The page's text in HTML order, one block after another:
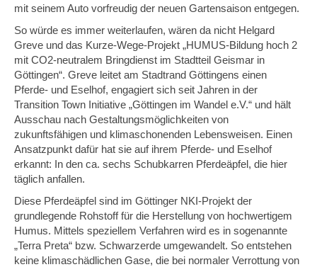
mit seinem Auto vorfreudig der neuen Gartensaison entgegen.
So würde es immer weiterlaufen, wären da nicht Helgard
Greve und das Kurze-Wege-Projekt „HUMUS-Bildung hoch 2
mit CO2-neutralem Bringdienst im Stadtteil Geismar in
Göttingen“. Greve leitet am Stadtrand Göttingens einen
Pferde- und Eselhof, engagiert sich seit Jahren in der
Transition Town Initiative „Göttingen im Wandel e.V.“ und hält
Ausschau nach Gestaltungsmöglichkeiten von
zukunftsfähigen und klimaschonenden Lebensweisen. Einen
Ansatzpunkt dafür hat sie auf ihrem Pferde- und Eselhof
erkannt: In den ca. sechs Schubkarren Pferdeäpfel, die hier
täglich anfallen.
Diese Pferdeäpfel sind im Göttinger NKI-Projekt der
grundlegende Rohstoff für die Herstellung von hochwertigem
Humus. Mittels speziellem Verfahren wird es in sogenannte
„Terra Preta“ bzw. Schwarzerde umgewandelt. So entstehen
keine klimaschädlichen Gase, die bei normaler Verrottung von